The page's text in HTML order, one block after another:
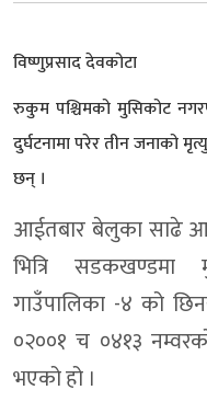
विष्णुप्रसाद देवकोटा
रुकुम पश्चिमको मुसिकोट
दुर्घटनामा परेर तीन जनाको
छन् ।
आईतबार बेलुका साढे
भित्रि सडकखण्डमा
गाउँपालिका -४ को
०२००१ च ०४१३
भएको हो ।